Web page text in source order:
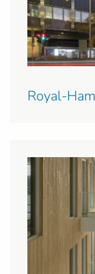
Royal-